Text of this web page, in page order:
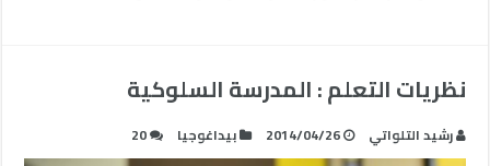
نظريات التعلم : المدرسة السلوكية
رشيد التلواتي 2014/04/26 بيداغوجيا 20